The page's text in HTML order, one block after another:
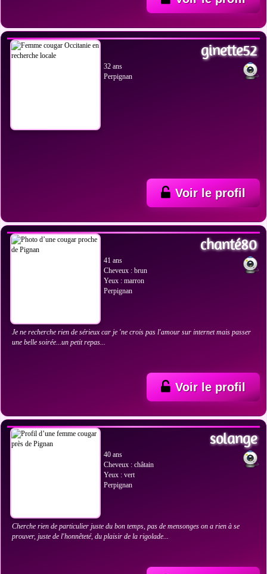
ginette52
32 ans
Perpignan
Voir le profil
chanté80
41 ans
Cheveux : brun
Yeux : marron
Perpignan
Je ne recherche rien de sérieux car je 'ne crois pas l'amour sur internet mais passer
une belle soirée...un petit repas...
Voir le profil
solange
40 ans
Cheveux : châtain
Yeux : vert
Perpignan
Cherche rien de particulier juste du bon temps, pas de mensonges on a rien à se
prouver, juste de l'honnêteté, du plaisir de la rigolade...